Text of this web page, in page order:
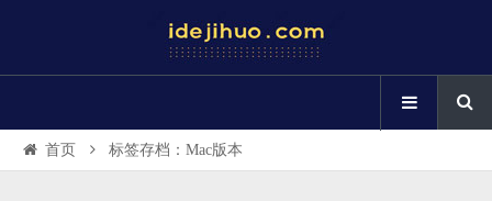
首页 标签存档：Mac版本